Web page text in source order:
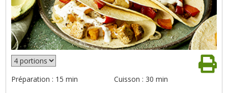
Préparation : 15 min Cuisson : 30 min